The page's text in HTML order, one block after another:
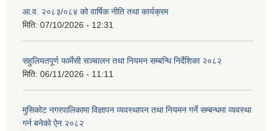
आ.व. २०८३/०८४ को वार्षिक नीति तथा कार्यक्रम
मिति: 07/10/2026 - 12:31
सहुलियतपूर्ण फार्मेसी सञ्चालन तथा नियमन सम्बन्धि निर्देशिका २०८२
मिति: 06/11/2026 - 11:11
मुसिकोट नगरपालिकामा विज्ञापन व्यवस्थापन तथा नियमन गर्ने सम्बन्धमा व्यवस्था
गर्न बनेको ऐन २०८२